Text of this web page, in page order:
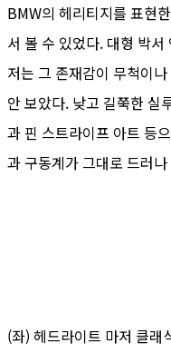
BMW의 헤리티지를 표현
서 볼 수 있었다. 대형 박
저는 그 존재감이 무척이
안 보았다. 낮고 길쭉한 실
과 핀 스트라이프 아트 등
과 구동계가 그대로 드러
(좌) 헤드라이트 마저 클래